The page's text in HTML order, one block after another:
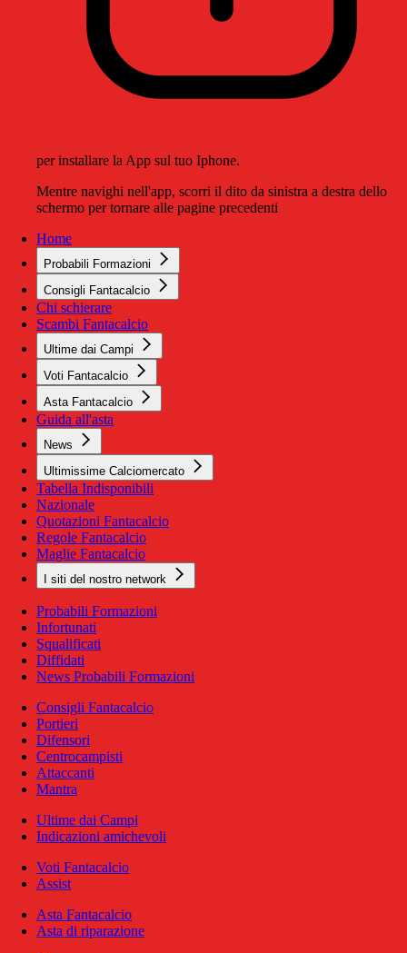
per installare la App sul tuo Iphone.
Mentre navighi nell'app, scorri il dito da sinistra a destra dello
schermo per tornare alle pagine precedenti
Home
Probabili Formazioni
Consigli Fantacalcio
Chi schierare
Scambi Fantacalcio
Ultime dai Campi
Voti Fantacalcio
Asta Fantacalcio
Guida all'asta
News
Ultimissime Calciomercato
Tabella Indisponibili
Nazionale
Quotazioni Fantacalcio
Regole Fantacalcio
Maglie Fantacalcio
I siti del nostro network
Probabili Formazioni
Infortunati
Squalificati
Diffidati
News Probabili Formazioni
Consigli Fantacalcio
Portieri
Difensori
Centrocampisti
Attaccanti
Mantra
Ultime dai Campi
Indicazioni amichevoli
Voti Fantacalcio
Assist
Asta Fantacalcio
Asta di riparazione